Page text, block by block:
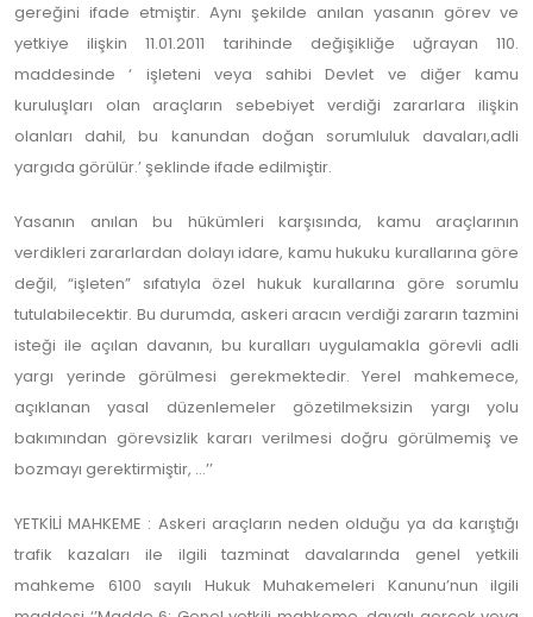
gereğini ifade etmiştir. Aynı şekilde anılan yasanın görev ve
yetkiye ilişkin 11.01.2011 tarihinde değişikliğe uğrayan 110.
maddesinde ‘ işleteni veya sahibi Devlet ve diğer kamu
kuruluşları olan araçların sebebiyet verdiği zararlara ilişkin
olanları dahil, bu kanundan doğan sorumluluk davaları,adli
yargıda görülür.’ şeklinde ifade edilmiştir.
Yasanın anılan bu hükümleri karşısında, kamu araçlarının
verdikleri zararlardan dolayı idare, kamu hukuku kurallarına göre
değil, “işleten” sıfatıyla özel hukuk kurallarına göre sorumlu
tutulabilecektir. Bu durumda, askeri aracın verdiği zararın tazmini
isteği ile açılan davanın, bu kuralları uygulamakla görevli adli
yargı yerinde görülmesi gerekmektedir. Yerel mahkemece,
açıklanan yasal düzenlemeler gözetilmeksizin yargı yolu
bakımından görevsizlik kararı verilmesi doğru görülmemiş ve
bozmayı gerektirmiştir, …’’
YETKİLİ MAHKEME : Askeri araçların neden olduğu ya da karıştığı
trafik kazaları ile ilgili tazminat davalarında genel yetkili
mahkeme 6100 sayılı Hukuk Muhakemeleri Kanunu’nun ilgili